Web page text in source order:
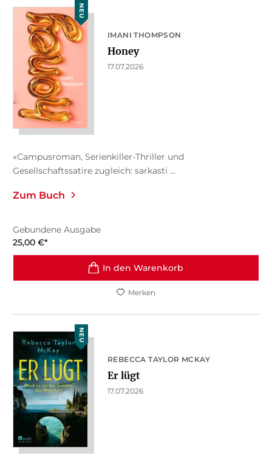
NEU
IMANI THOMPSON
Honey
17.07.2026
«Campusroman, Serienkiller-Thriller und
Gesellschaftssatire zugleich: sarkasti ...
Zum Buch
Gebundene Ausgabe
25,00 €*
In den Warenkorb
Merken
NEU
REBECCA TAYLOR MCKAY
Er lügt
17.07.2026